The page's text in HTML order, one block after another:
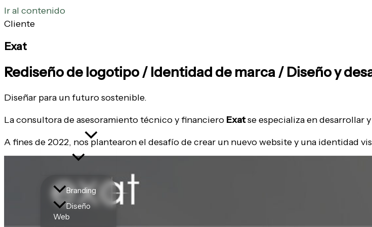
Ir al contenido
Servicios
Branding
Diseño
Web
Cliente
Exat
Rediseño de logotipo / Identidad de marca / Diseño y
Diseñar para un futuro sostenible.
La consultora de asesoramiento técnico y financiero Exatse especializa en desarrollar
A fines de 2022, nos plantearon el desafío de crear un nuevo website y una identidad